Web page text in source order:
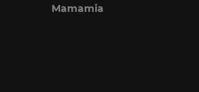
Mamamia